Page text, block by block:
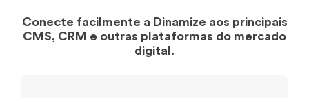
Conecte facilmente a Dinamize aos principais
CMS, CRM e outras plataformas do mercado
digital.